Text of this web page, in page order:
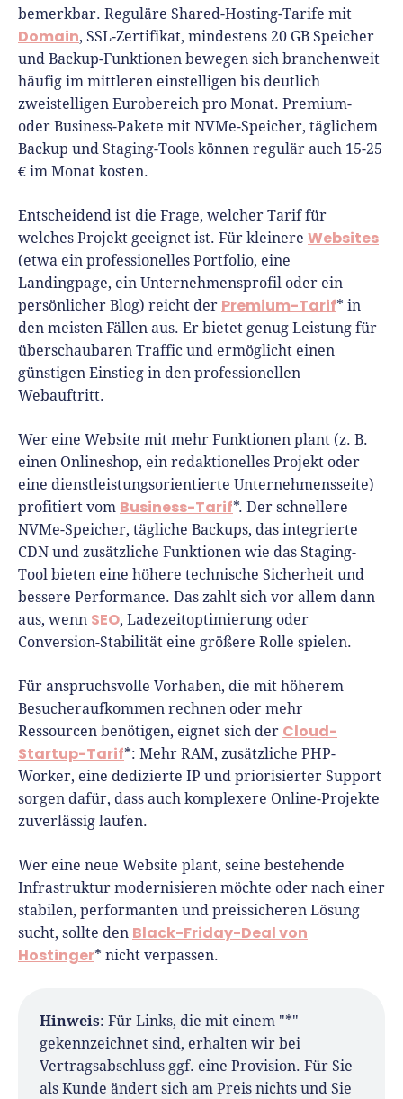
bemerkbar. Reguläre Shared-Hosting-Tarife mit
Domain, SSL-Zertifikat, mindestens 20 GB Speicher
und Backup-Funktionen bewegen sich branchenweit
häufig im mittleren einstelligen bis deutlich
zweistelligen Eurobereich pro Monat. Premium-
oder Business-Pakete mit NVMe-Speicher, täglichem
Backup und Staging-Tools können regulär auch 15-25
€ im Monat kosten.
Entscheidend ist die Frage, welcher Tarif für
welches Projekt geeignet ist. Für kleinere Websites
(etwa ein professionelles Portfolio, eine
Landingpage, ein Unternehmensprofil oder ein
persönlicher Blog) reicht der Premium-Tarif* in
den meisten Fällen aus. Er bietet genug Leistung für
überschaubaren Traffic und ermöglicht einen
günstigen Einstieg in den professionellen
Webauftritt.
Wer eine Website mit mehr Funktionen plant (z. B.
einen Onlineshop, ein redaktionelles Projekt oder
eine dienstleistungsorientierte Unternehmensseite)
profitiert vom Business-Tarif*. Der schnellere
NVMe-Speicher, tägliche Backups, das integrierte
CDN und zusätzliche Funktionen wie das Staging-
Tool bieten eine höhere technische Sicherheit und
bessere Performance. Das zahlt sich vor allem dann
aus, wenn SEO, Ladezeitoptimierung oder
Conversion-Stabilität eine größere Rolle spielen.
Für anspruchsvolle Vorhaben, die mit höherem
Besucheraufkommen rechnen oder mehr
Ressourcen benötigen, eignet sich der Cloud-
Startup-Tarif*: Mehr RAM, zusätzliche PHP-
Worker, eine dedizierte IP und priorisierter Support
sorgen dafür, dass auch komplexere Online-Projekte
zuverlässig laufen.
Wer eine neue Website plant, seine bestehende
Infrastruktur modernisieren möchte oder nach einer
stabilen, performanten und preissicheren Lösung
sucht, sollte den Black-Friday-Deal von
Hostinger* nicht verpassen.
Hinweis: Für Links, die mit einem "*"
gekennzeichnet sind, erhalten wir bei
Vertragsabschluss ggf. eine Provision. Für Sie
als Kunde ändert sich am Preis nichts und Sie